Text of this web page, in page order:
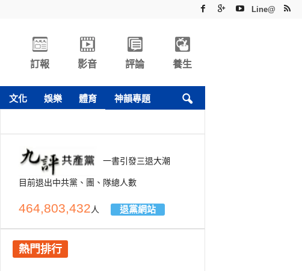
Line@
訂報 影音 評論 養生
文化 娛樂 體育 神韻專題
一書引發三退大潮
目前退出中共黨、團、隊總人數
464,803,432人 退黨網站
熱門排行